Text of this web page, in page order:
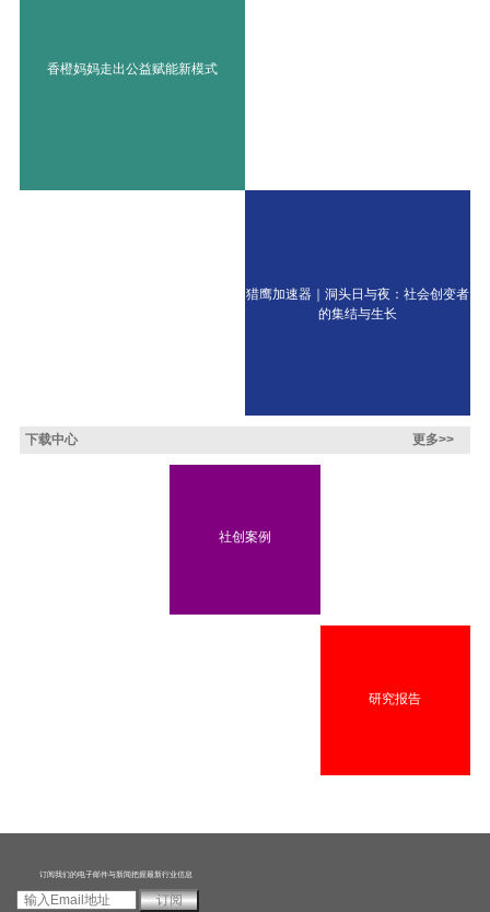
香橙妈妈走出公益赋能新模式
猎鹰加速器｜洞头日与夜：社会创变者
的集结与生长
下载中心 更多>>
社创案例
研究报告
订阅我们的电子邮件与新闻把握最新行业信息